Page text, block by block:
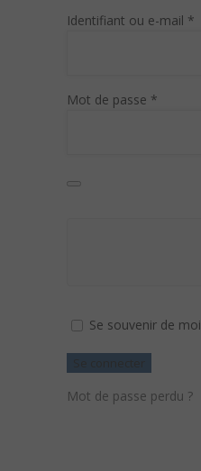
Identifiant ou e-mail *
Mot de passe *
Se souvenir de moi
Mot de passe perdu ?